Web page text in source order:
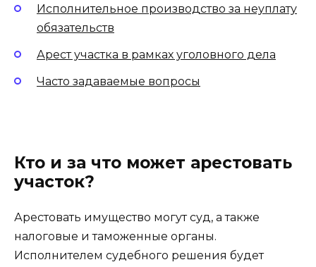
Исполнительное производство за неуплату
обязательств
Арест участка в рамках уголовного дела
Часто задаваемые вопросы
Кто и за что может арестовать
участок?
Арестовать имущество могут суд, а также
налоговые и таможенные органы.
Исполнителем судебного решения будет